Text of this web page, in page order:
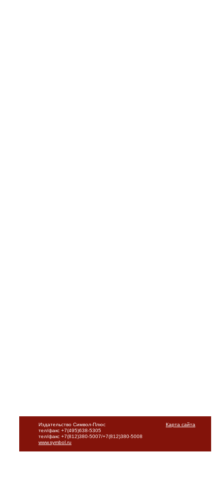
Карта сайта
Издательство Символ-Плюс
тел/факс +7(495)638-5305
тел/факс +7(812)380-5007/+7(812)380-5008
www.symbol.ru